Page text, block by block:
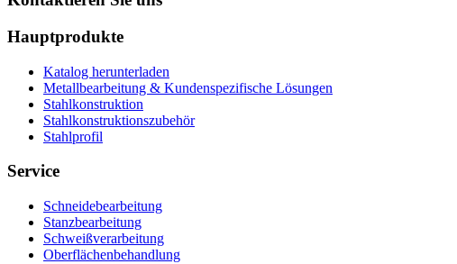
Hauptprodukte
Katalog herunterladen
Metallbearbeitung & Kundenspezifische Lösungen
Stahlkonstruktion
Stahlkonstruktionszubehör
Stahlprofil
Service
Schneidebearbeitung
Stanzbearbeitung
Schweißverarbeitung
Oberflächenbehandlung